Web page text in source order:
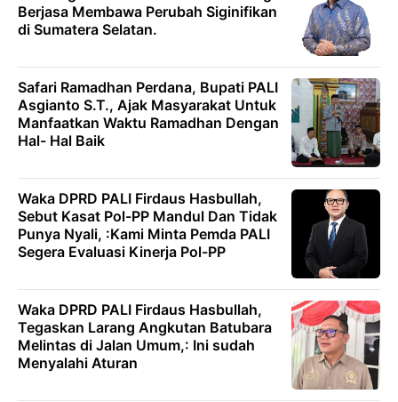
Berjasa Membawa Perubah Siginifikan
di Sumatera Selatan.
Safari Ramadhan Perdana, Bupati PALI
Asgianto S.T., Ajak Masyarakat Untuk
Manfaatkan Waktu Ramadhan Dengan
Hal- Hal Baik
Waka DPRD PALI Firdaus Hasbullah,
Sebut Kasat Pol-PP Mandul Dan Tidak
Punya Nyali, :Kami Minta Pemda PALI
Segera Evaluasi Kinerja Pol-PP
Waka DPRD PALI Firdaus Hasbullah,
Tegaskan Larang Angkutan Batubara
Melintas di Jalan Umum,: Ini sudah
Menyalahi Aturan